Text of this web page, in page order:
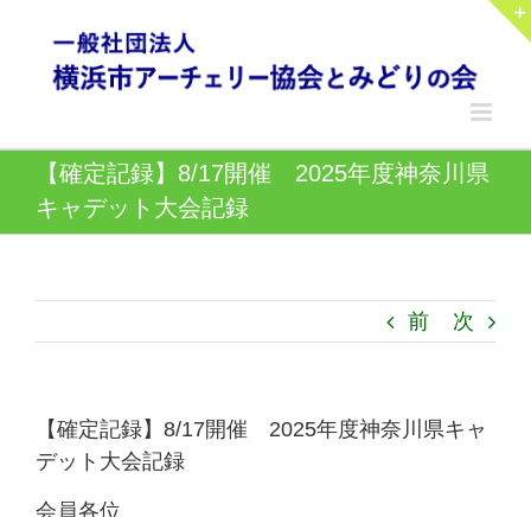
content
【確定記録】8/17開催 2025年度神奈川県
キャデット大会記録
前 次
【確定記録】8/17開催 2025年度神奈川県キャ
デット大会記録
会員各位